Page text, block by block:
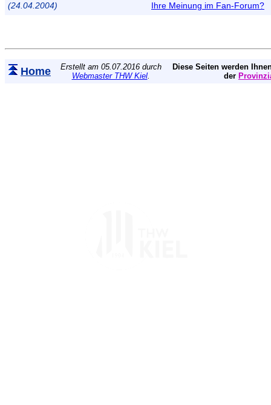
(24.04.2004) Ihre Meinung im Fan-Forum?
Home
Erstellt am 05.07.2016 durch
Webmaster THW Kiel.
Diese Seiten werden
der